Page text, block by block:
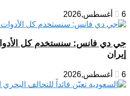
6 أغسطس,2026
جي دي فانس: سنستخدم كل
إيران
6 أغسطس,2026